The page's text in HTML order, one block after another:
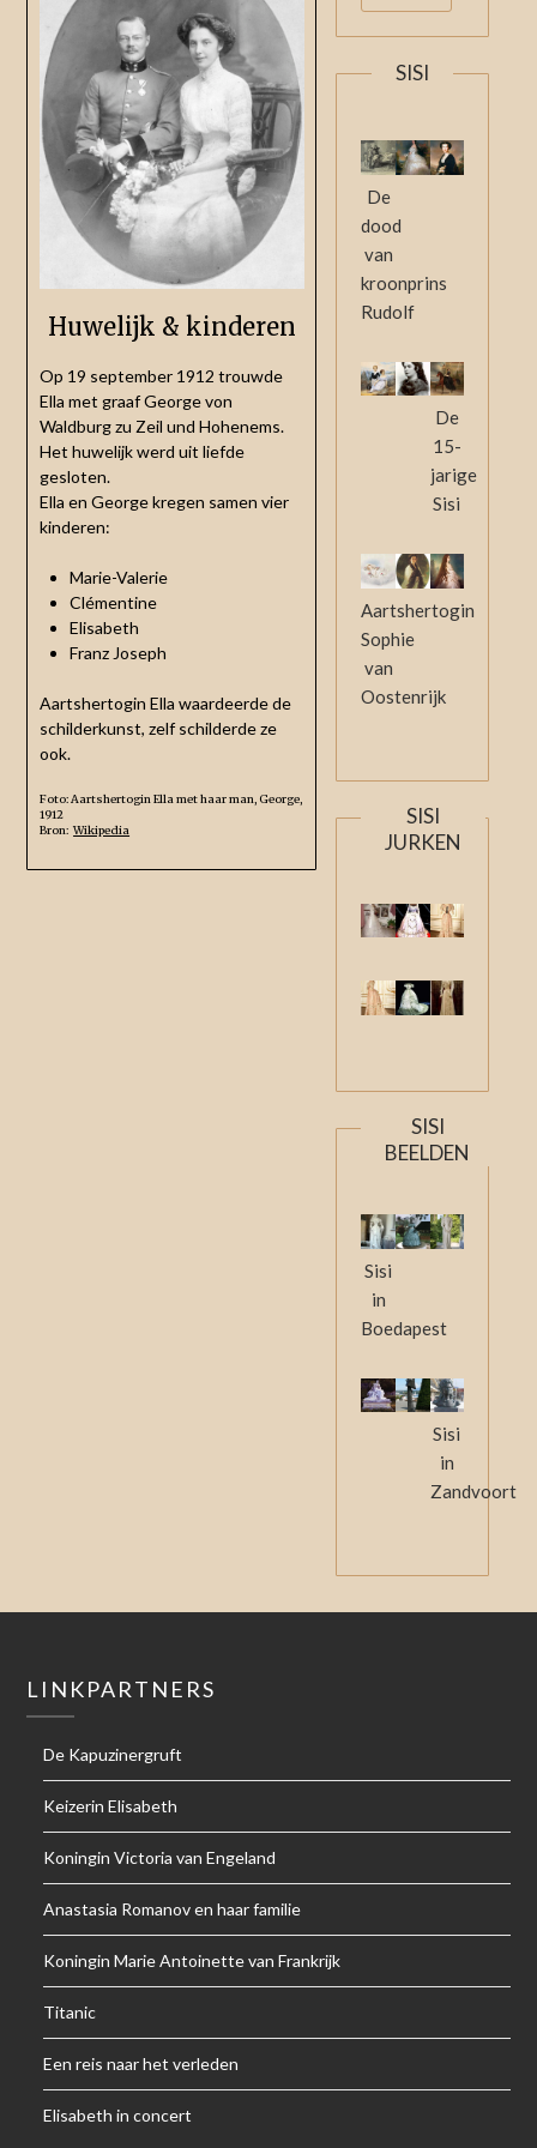
Huwelijk & kinderen
Op 19 september 1912 trouwde
Ella met graaf George von
Waldburg zu Zeil und Hohenems.
Het huwelijk werd uit liefde
gesloten.
Ella en George kregen samen vier
kinderen:
Marie-Valerie
Clémentine
Elisabeth
Franz Joseph
Aartshertogin Ella waardeerde de
schilderkunst, zelf schilderde ze
ook.
Foto: Aartshertogin Ella met haar man, George,
1912
Bron:Wikipedia
SISI
De
dood
van
kroonprins
Rudolf
De
15-
jarige
Sisi
Aartshertogin
Sophie
van
Oostenrijk
SISI
JURKEN
SISI
BEELDEN
Sisi
in
Boedapest
Sisi
in
Zandvoort
LINKPARTNERS
De Kapuzinergruft
Keizerin Elisabeth
Koningin Victoria van Engeland
Anastasia Romanov en haar familie
Koningin Marie Antoinette van Frankrijk
Titanic
Een reis naar het verleden
Elisabeth in concert